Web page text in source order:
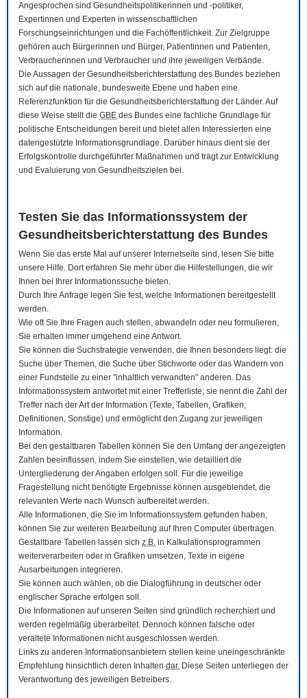
Angesprochen sind Gesundheitspolitikerinnen und -politiker,
Expertinnen und Experten in wissenschaftlichen
Forschungseinrichtungen und die Fachöffentlichkeit. Zur Zielgruppe
gehören auch Bürgerinnen und Bürger, Patientinnen und Patienten,
Verbraucherinnen und Verbraucher und ihre jeweiligen Verbände.
Die Aussagen der Gesundheitsberichterstattung des Bundes beziehen
sich auf die nationale, bundesweite Ebene und haben eine
Referenzfunktion für die Gesundheitsberichterstattung der Länder. Auf
diese Weise stellt die GBE des Bundes eine fachliche Grundlage für
politische Entscheidungen bereit und bietet allen Interessierten eine
datengestützte Informationsgrundlage. Darüber hinaus dient sie der
Erfolgskontrolle durchgeführter Maßnahmen und trägt zur Entwicklung
und Evaluierung von Gesundheitszielen bei.
Testen Sie das Informationssystem der
Gesundheitsberichterstattung des Bundes
Wenn Sie das erste Mal auf unserer Internetseite sind, lesen Sie bitte
unsere Hilfe. Dort erfahren Sie mehr über die Hilfestellungen, die wir
Ihnen bei Ihrer Informationssuche bieten.
Durch Ihre Anfrage legen Sie fest, welche Informationen bereitgestellt
werden.
Wie oft Sie Ihre Fragen auch stellen, abwandeln oder neu formulieren,
Sie erhalten immer umgehend eine Antwort.
Sie können die Suchstrategie verwenden, die Ihnen besonders liegt: die
Suche über Themen, die Suche über Stichworte oder das Wandern von
einer Fundstelle zu einer "inhaltlich verwandten" anderen. Das
Informationssystem antwortet mit einer Trefferliste; sie nennt die Zahl der
Treffer nach der Art der Information (Texte, Tabellen, Grafiken,
Definitionen, Sonstige) und ermöglicht den Zugang zur jeweiligen
Information.
Bei den gestaltbaren Tabellen können Sie den Umfang der angezeigten
Zahlen beeinflussen, indem Sie einstellen, wie detailliert die
Untergliederung der Angaben erfolgen soll. Für die jeweilige
Fragestellung nicht benötigte Ergebnisse können ausgeblendet, die
relevanten Werte nach Wunsch aufbereitet werden.
Alle Informationen, die Sie im Informationssystem gefunden haben,
können Sie zur weiteren Bearbeitung auf Ihren Computer übertragen.
Gestaltbare Tabellen lassen sich z.B. in Kalkulationsprogrammen
weiterverarbeiten oder in Grafiken umsetzen, Texte in eigene
Ausarbeitungen integrieren.
Sie können auch wählen, ob die Dialogführung in deutscher oder
englischer Sprache erfolgen soll.
Die Informationen auf unseren Seiten sind gründlich recherchiert und
werden regelmäßig überarbeitet. Dennoch können falsche oder
veraltete Informationen nicht ausgeschlossen werden.
Links zu anderen Informationsanbietern stellen keine uneingeschränkte
Empfehlung hinsichtlich deren Inhalten dar. Diese Seiten unterliegen der
Verantwortung des jeweiligen Betreibers.